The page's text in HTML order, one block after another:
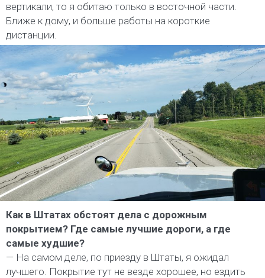
вертикали, то я обитаю только в восточной части.
Ближе к дому, и больше работы на короткие
дистанции.
Как в Штатах обстоят дела с дорожным
покрытием? Где самые лучшие дороги, а где
самые худшие?
— На самом деле, по приезду в Штаты, я ожидал
лучшего. Покрытие тут не везде хорошее, но ездить